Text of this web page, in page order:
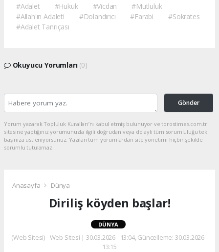
#Adalet #Hukuk #Vicdan
#Mutluluk
#Allah'ın Adaleti
#Dolandırıcı #Farabi
#Sokrates
#Adalet Tanrıçası
Okuyucu Yorumları (0)
Gönder
Yorum yazarak Topluluk Kuralları’nı kabul etmiş bulunuyor ve torostimes.com.tr
sitesine yaptığınız yorumunuzla ilgili doğrudan veya dolaylı tüm sorumluluğu tek
başınıza üstleniyorsunuz. Yazılan tüm yorumlardan site yönetimi hiçbir şekilde
sorumlu tutulamaz.
Anasayfa Dünya
Diriliş köyden başlar!
DÜNYA
(Web Sitesi) - Web Sitesi | 30.03.2026 - 13:04, Güncelleme: 30.03.2026 -
13:15